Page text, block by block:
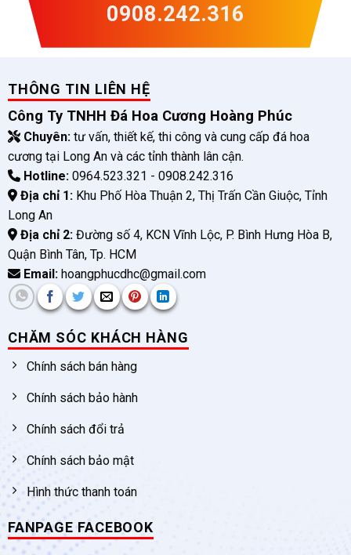
0908.242.316
THÔNG TIN LIÊN HỆ
Công Ty TNHH Đá Hoa Cương Hoàng Phúc
Chuyên:tư vấn, thiết kế, thi công và cung cấp đá hoa
cương tại Long An và các tỉnh thành lân cận.
Hotline:0964.523.321 - 0908.242.316
Địa chỉ 1:Khu Phố Hòa Thuận 2, Thị Trấn Cần Giuộc, Tỉnh
Long An
Địa chỉ 2:Đường số 4, KCN Vĩnh Lộc, P. Bình Hưng Hòa B,
Quận Bình Tân, Tp. HCM
Email:hoangphucdhc@gmail.com
CHĂM SÓC KHÁCH HÀNG
Chính sách bán hàng
Chính sách bảo hành
Chính sách đổi trả
Chính sách bảo mật
Hình thức thanh toán
FANPAGE FACEBOOK